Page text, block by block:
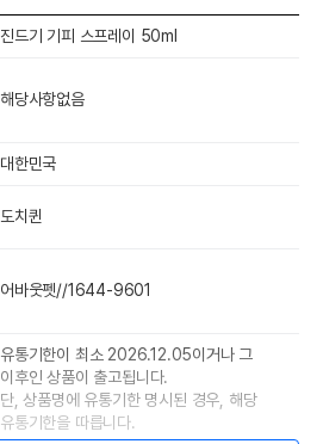
진드기 기피 스프레이 50ml
해당사항없음
대한민국
도치퀸
어바웃펫//1644-9601
유통기한이 최소 2026.12.05이거나 그
이후인 상품이 출고됩니다.
단, 상품명에 유통기한 명시된 경우, 해당
유통기한을 따릅니다.